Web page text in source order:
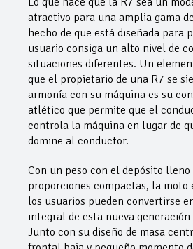
atractivo para una amplia gama
hecho de que está diseñada para
usuario consiga un alto nivel de
situaciones diferentes. Un
que el propietario de una R7 se
armonía con su máquina es su
atlético que permite que el
controla la máquina en lugar de
domine al conductor.
Con un peso con el depósito
proporciones compactas, la moto
los usuarios pueden convertirse
integral de esta nueva
Junto con su diseño de masa